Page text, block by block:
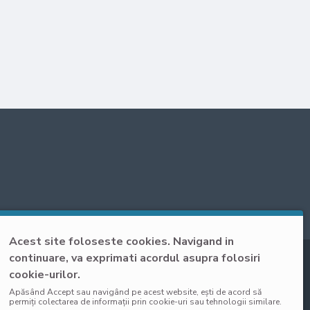
Acest site foloseste cookies. Navigand in
continuare, va exprimati acordul asupra folosiri
cookie-urilor.
Apăsând Accept sau navigând pe acest website, ești de acord să
permiți colectarea de informații prin cookie-uri sau tehnologii similare.
este